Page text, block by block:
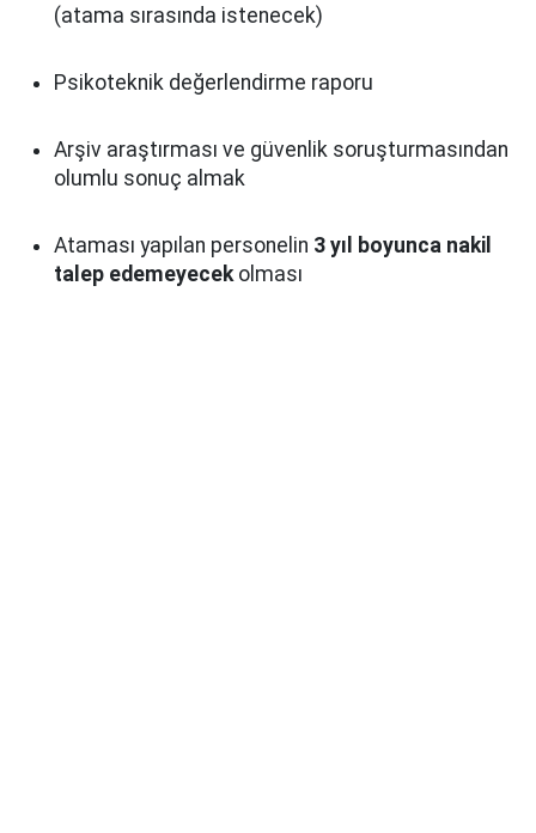
(atama sırasında istenecek)
Psikoteknik değerlendirme raporu
Arşiv araştırması ve güvenlik soruşturmasından
olumlu sonuç almak
Ataması yapılan personelin 3 yıl boyunca nakil
talep edemeyecekolması